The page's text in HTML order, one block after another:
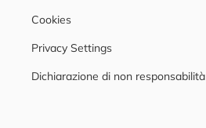
Cookies
Privacy Settings
Dichiarazione di non responsabilità